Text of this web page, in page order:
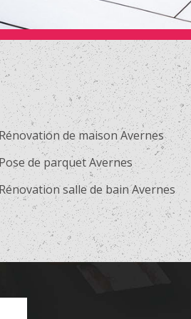
Rénovation de maison Avernes
Pose de parquet Avernes
salle de bain Avernes